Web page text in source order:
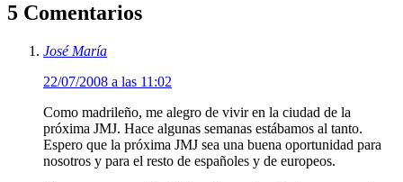
5 Comentarios
José María
22/07/2008 a las 11:02
Como madrileño, me alegro de vivir en la ciudad de la
próxima JMJ. Hace algunas semanas estábamos al tanto.
Espero que la próxima JMJ sea una buena oportunidad para
nosotros y para el resto de españoles y de europeos.